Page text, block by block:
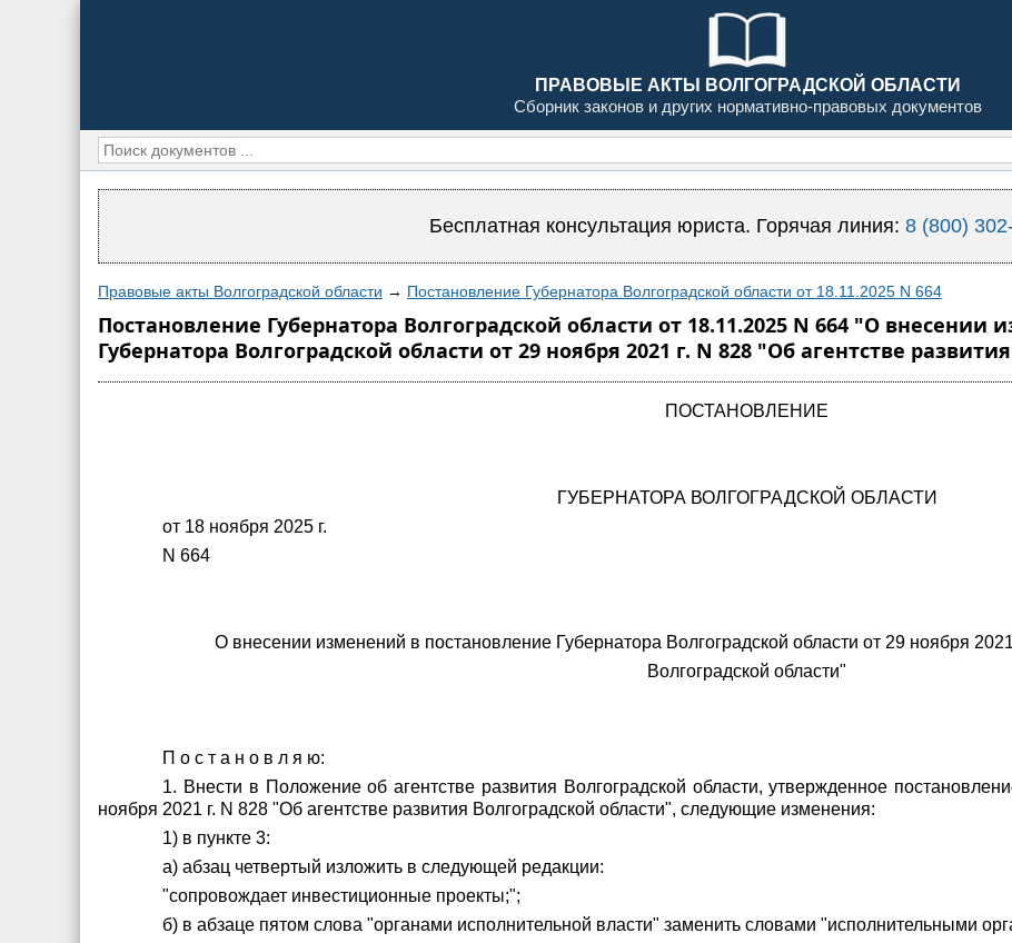
ПРАВОВЫЕ АКТЫ ВОЛГОГРАДСКОЙ ОБЛАСТИ
Сборник законов и других нормативно-правовых документов
Бесплатная консультация юриста. Горячая линия: 8 (800)
Правовые акты Волгоградской области → Постановление Губернатора Волгоградской области от 18.11.2025 N 664
Постановление Губернатора Волгоградской области от 18.11.2025 N 664 "О внесении
Губернатора Волгоградской области от 29 ноября 2021 г. N 828 "Об агентстве
ПОСТАНОВЛЕНИЕ
ГУБЕРНАТОРА ВОЛГОГРАДСКОЙ ОБЛАСТИ
от 18 ноября 2025 г.
N 664
О внесении изменений в постановление Губернатора Волгоградской области от 29 ноября
Волгоградской области"
П о с т а н о в л я ю:
1. Внести в Положение об агентстве развития Волгоградской области, утвержденное
ноября 2021 г. N 828 "Об агентстве развития Волгоградской области", следующие изменения:
1) в пункте 3:
а) абзац четвертый изложить в следующей редакции:
"сопровождает инвестиционные проекты;";
б) в абзаце пятом слова "органами исполнительной власти" заменить словами "исполнительными